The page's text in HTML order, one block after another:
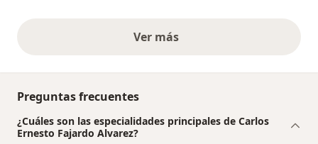
Ver másopiniones anteriores
Preguntas frecuentes
¿Cuáles son las especialidades principales de Carlos
Ernesto Fajardo Alvarez?